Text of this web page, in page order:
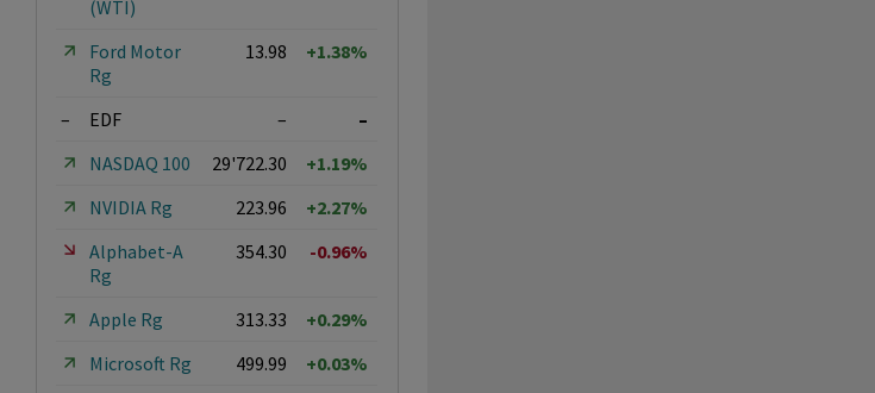
(WTI)
Ford Motor
Rg
13.98 +1.38%
– EDF –
–
NASDAQ 100
29'722.30
+1.19%
NVIDIA Rg
223.96
+2.27%
Alphabet-A
Rg
354.30 -0.96%
Apple Rg 313.33
+0.29%
Microsoft Rg
499.99
+0.03%